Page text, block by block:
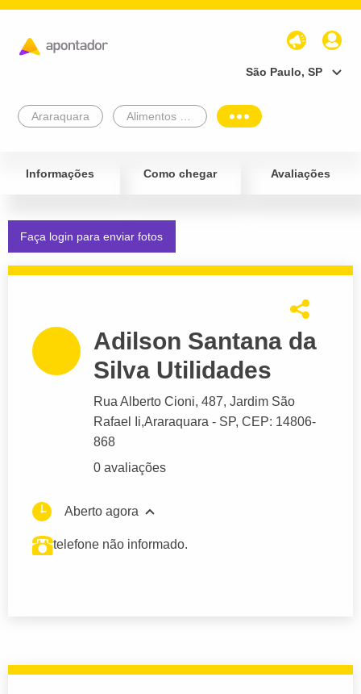
São Paulo, SP
Araraquara
Informações Como chegar Avaliações
Faça login para enviar fotos
Adilson Santana da
Silva Utilidades
Rua Alberto Cioni, 487, Jardim São
Rafael Ii,Araraquara - SP, CEP: 14806-
868
0 avaliações
Aberto agora
telefone não informado.